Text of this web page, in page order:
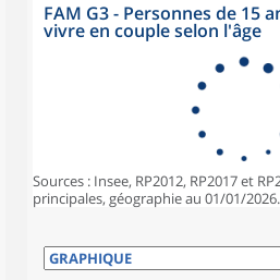
FAM G3 - Personnes de 15
vivre en couple selon l'âge
Sources : Insee, RP2012, RP2017 et
principales, géographie au 01/01/2026.